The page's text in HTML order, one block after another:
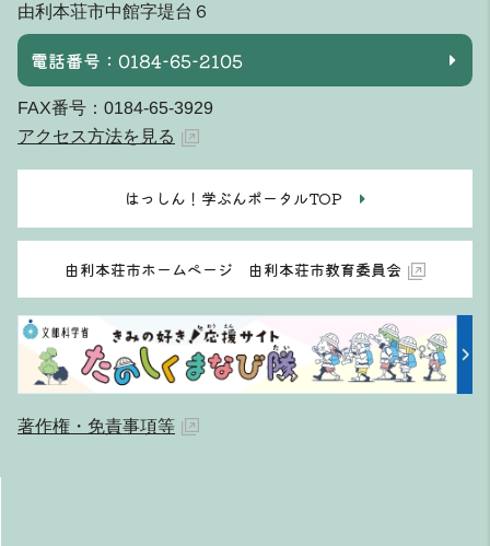
由利本荘市中館字堤台６
電話番号：0184-65-2105
FAX番号：0184-65-3929
アクセス方法を見る
はっしん！学ぶんポータルTOP
由利本荘市ホームページ 由利本荘市教育委員会
著作権・免責事項等